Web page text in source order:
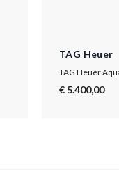
TAG Heuer
TAG Heuer
€ 5.400,00